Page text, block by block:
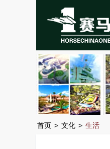
首页 > 文化 > 生活